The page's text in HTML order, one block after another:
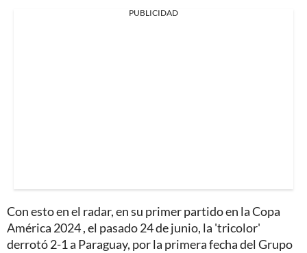
PUBLICIDAD
Con esto en el radar, en su primer partido en la Copa
América 2024 , el pasado 24 de junio, la 'tricolor'
derrotó 2-1 a Paraguay, por la primera fecha del Grupo